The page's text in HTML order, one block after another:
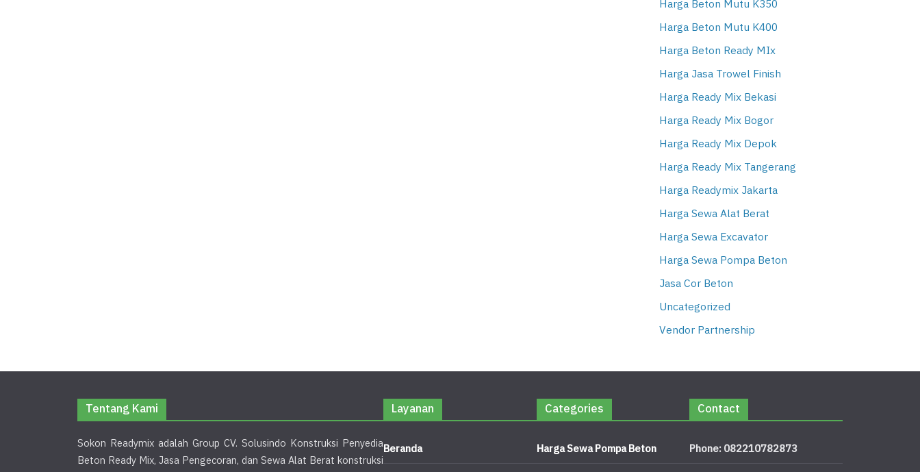
Harga Beton Mutu K350
Harga Beton Mutu K400
Harga Beton Ready MIx
Harga Jasa Trowel Finish
Harga Ready Mix Bekasi
Harga Ready Mix Bogor
Harga Ready Mix Depok
Harga Ready Mix Tangerang
Harga Readymix Jakarta
Harga Sewa Alat Berat
Harga Sewa Excavator
Harga Sewa Pompa Beton
Jasa Cor Beton
Uncategorized
Vendor Partnership
Tentang Kami
Sokon Readymix adalah Group CV. Solusindo Konstruksi Penyedia
Beton Ready Mix, Jasa Pengecoran, dan Sewa Alat Berat konstruksi
Layanan
Beranda
Categories
Harga Sewa Pompa Beton
Contact
Phone: 082210782873